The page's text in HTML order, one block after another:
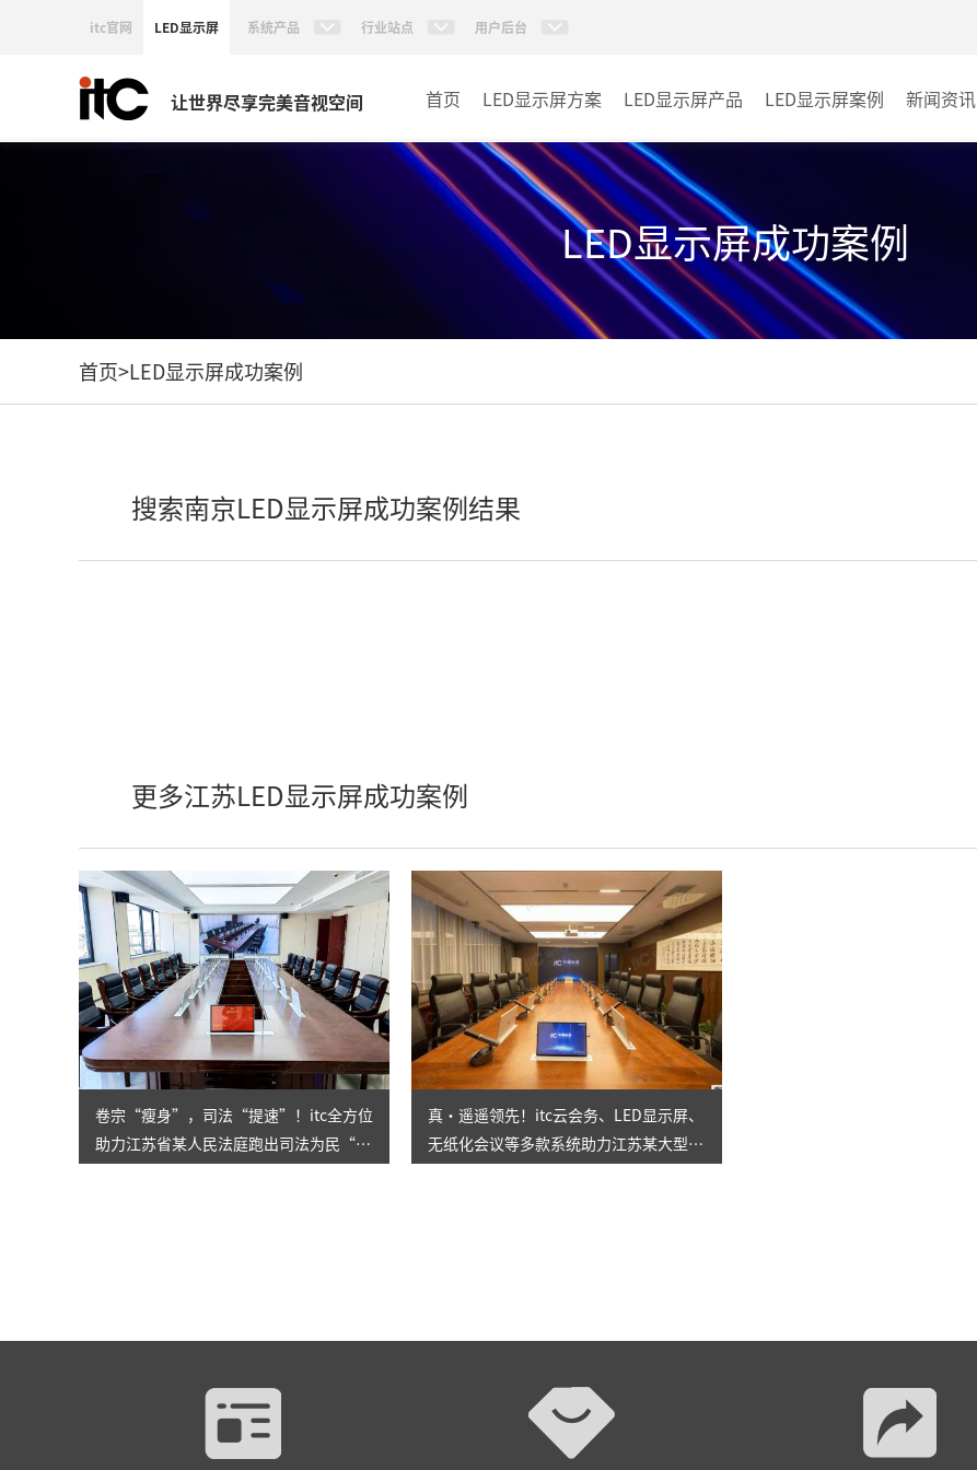
itc官网 LED显示屏 系统产品 行业站点 用户后台
让世界尽享完美音视空间 首页 LED显示屏方案 LED显示屏产品
小间距LED显示屏
室内LED显示屏
户外LED显示屏
租赁LED显示屏
LED显示屏案例
户外
其它
新闻资讯
LED显示屏成功案例
首页>LED显示屏成功案例
搜索南京LED显示屏成功案例结果
更多江苏LED显示屏成功案例
卷宗“瘦身”，司法“提速”！itc全方位
助力江苏省某人民法庭跑出司法为民“加
真·遥遥领先！itc云会务、LED显示屏、
无纸化会议等多款系统助力江苏某大型国